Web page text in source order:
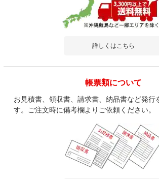
詳しくはこちら
帳票類について
お見積書、領収書、請求書、納品書など発行
す。ご注文時に備考欄よりご依頼ください。